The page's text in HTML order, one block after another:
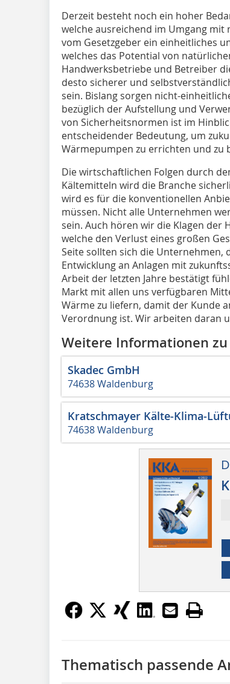
Derzeit besteht noch ein hoher
welche ausreichend im Umgang
vom Gesetzgeber ein einheitliches
welches das Potential von
Handwerksbetriebe und Betreiber
desto sicherer und
sein. Bislang sorgen nicht-
bezüglich der Aufstellung und
von Sicherheitsnormen ist im
entscheidender Bedeutung, um
Wärmepumpen zu errichten und zu
Die wirtschaftlichen Folgen durch
Kältemitteln wird die Branche
wird es für die konventionellen
müssen. Nicht alle Unternehmen
sein. Auch hören wir die Klagen
welche den Verlust eines großen
Seite sollten sich die Unternehmen,
Entwicklung an Anlagen mit
Arbeit der letzten Jahre bestätigt
Markt mit allen uns verfügbaren
Wärme zu liefern, damit der Kunde
Verordnung ist. Wir arbeiten daran
Weitere Informationen
Skadec GmbH
74638 Waldenburg
Kratschmayer Kälte-Klima-
74638 Waldenburg
Thematisch passende